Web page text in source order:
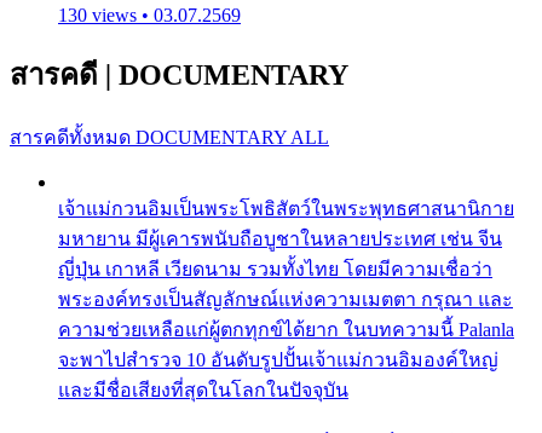
130 views • 03.07.2569
สารคดี | DOCUMENTARY
สารคดีทั้งหมด DOCUMENTARY ALL
เจ้าแม่กวนอิมเป็นพระโพธิสัตว์ในพระพุทธศาสนานิกาย
มหายาน มีผู้เคารพนับถือบูชาในหลายประเทศ เช่น จีน
ญี่ปุ่น เกาหลี เวียดนาม รวมทั้งไทย โดยมีความเชื่อว่า
พระองค์ทรงเป็นสัญลักษณ์แห่งความเมตตา กรุณา และ
ความช่วยเหลือแก่ผู้ตกทุกข์ได้ยาก ในบทความนี้ Palanla
จะพาไปสำรวจ 10 อันดับรูปปั้นเจ้าแม่กวนอิมองค์ใหญ่
และมีชื่อเสียงที่สุดในโลกในปัจจุบัน